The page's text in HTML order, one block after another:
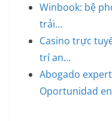
Winbook: bệ
trải…
Casino trực
trí an…
Abogado
Oportunidad